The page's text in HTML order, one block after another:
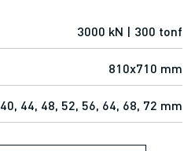
3000 kN | 300 tonf
810x710 mm
40, 44, 48, 52, 56, 64, 68, 72 mm